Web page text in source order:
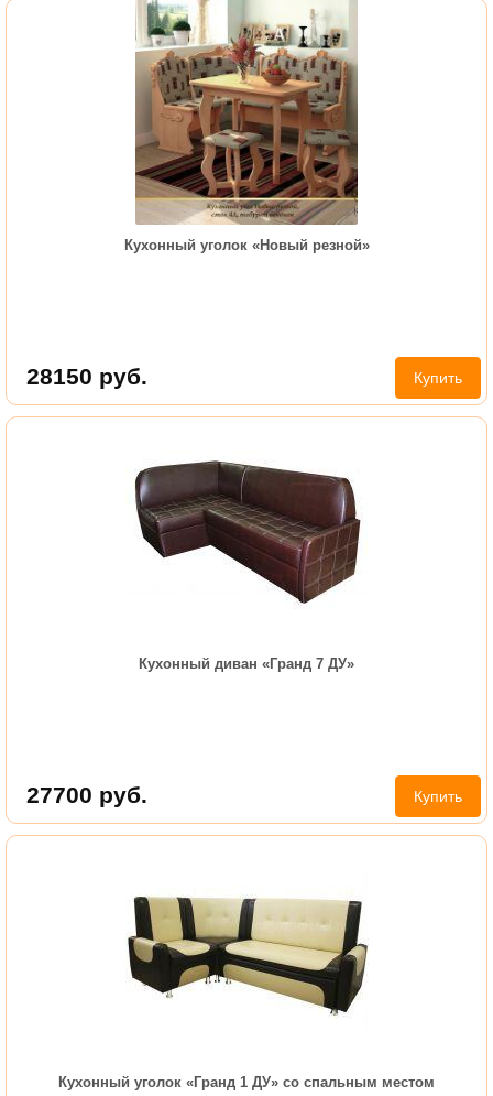
Кухонный уголок «Новый резной»
28150 руб. Купить
Кухонный диван «Гранд 7 ДУ»
27700 руб. Купить
Кухонный уголок «Гранд 1 ДУ» со спальным местом